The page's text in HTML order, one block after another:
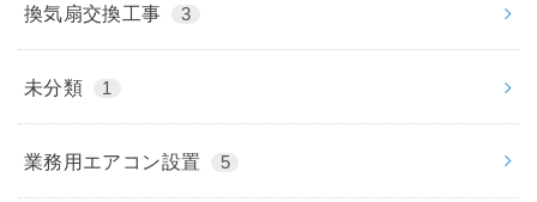
換気扇交換工事 3
未分類 1
業務用エアコン設置 5